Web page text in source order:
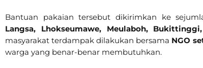
Bantuan pakaian tersebut dikirimkan ke
Langsa, Lhokseumawe, Meulaboh,
masyarakat terdampak dilakukan bersama NGO
warga yang benar-benar membutuhkan.